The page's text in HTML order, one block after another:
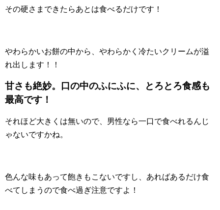
その硬さまできたらあとは食べるだけです！
やわらかいお餅の中から、やわらかく冷たいクリームが溢
れ出します！！
甘さも絶妙。口の中のふにふに、とろとろ食感も
最高です！
それほど大きくは無いので、男性なら一口で食べれるんじ
ゃないですかね。
色んな味もあって飽きもこないですし、あればあるだけ食
べてしまうので食べ過ぎ注意ですよ！